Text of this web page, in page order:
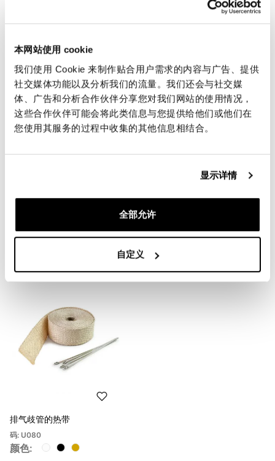
本网站使用 cookie
我们使用 Cookie 来制作贴合用户需求的内容与广告、提供
社交媒体功能以及分析我们的流量。我们还会与社交媒
体、广告和分析合作伙伴分享您对我们网站的使用情况，
这些合作伙伴可能会将此类信息与您提供给他们或他们在
您使用其服务的过程中收集的其他信息相结合。
显示详情
全部允许
自定义
€ 1.067,00
码: 3301
码: U101
€ 27,00
排气歧管的热带
码: U080
颜色: